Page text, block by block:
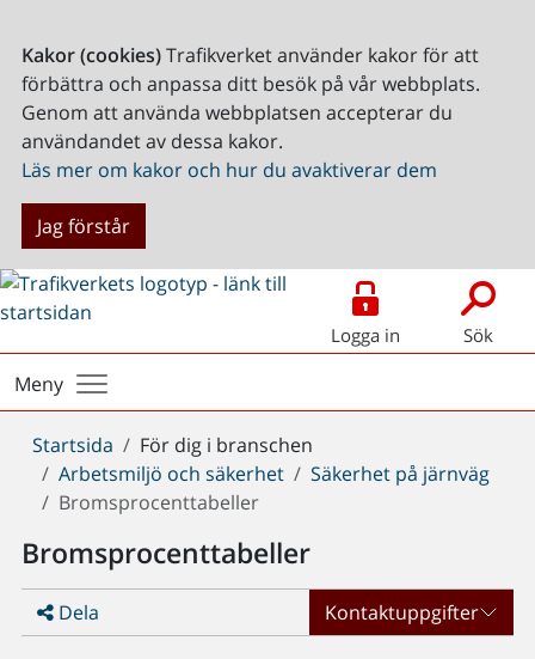
Kakor (cookies)Trafikverket använder kakor för att
förbättra och anpassa ditt besök på vår webbplats.
Genom att använda webbplatsen accepterar du
användandet av dessa kakor.
Läs mer om kakor och hur du avaktiverar dem
Jag förstår
Logga in Sök
Meny
Du
är
här:
Startsida
För dig i branschen
Arbetsmiljö och säkerhet
Säkerhet på järnväg
Bromsprocenttabeller
Bromsprocenttabeller
Dela Kontaktuppgifter